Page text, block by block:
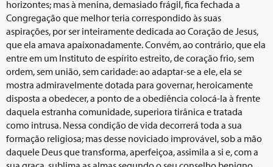
horizontes; mas à menina, demasiado frágil, fica fechada a
Congregação que melhor teria correspondido às suas
aspirações, por ser inteiramente dedicada ao Coração de Jesus,
que ela amava apaixonadamente. Convém, ao contrário, que ela
entre em um Instituto de espírito estreito, de coração frio, sem
ordem, sem união, sem caridade: ao adaptar-se a ele, ela se
mostra admiravelmente dotada para governar, heroicamente
disposta a obedecer, a ponto de a obediência colocá-la à frente
daquela estranha comunidade, superiora tirânica e tratada
como intrusa. Nessa condição de vida decorrerá toda a sua
formação religiosa; mas desse noviciado improvável, sob a mão
daquele Deus que transforma, aperfeiçoa, assimila a si e, com a